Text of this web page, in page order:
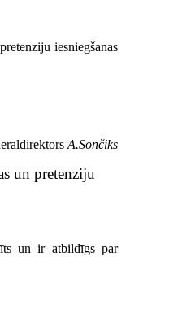
iesniegšanas
A.Sončiks
un pretenziju
un ir atbildīgs par